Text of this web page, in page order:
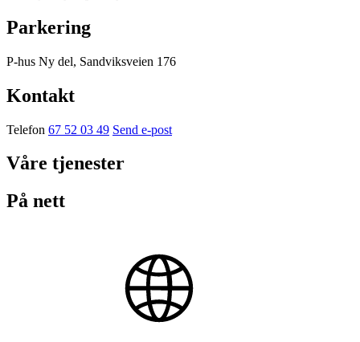
Parkering
P-hus Ny del, Sandviksveien 176
Kontakt
Telefon 67 52 03 49 Send e-post
Våre tjenester
På nett